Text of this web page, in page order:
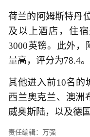
荷兰的阿姆斯特丹
及以上酒店，住
3000英镑。此外
量高，评分为78.4。
其他进入前10名的
西兰奥克兰、澳洲
威奥斯陆，以及德
责任编辑：万强